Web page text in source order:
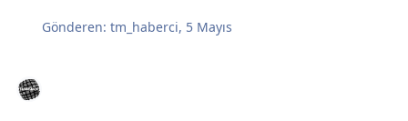
Gönderen:tm_haberci, 5 Mayıs